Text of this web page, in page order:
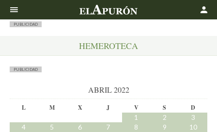
PUBLICIDAD
HEMEROTECA
PUBLICIDAD
ABRIL 2022
L M X J V S D
1 2
3
4
5 6 7 8 9
10